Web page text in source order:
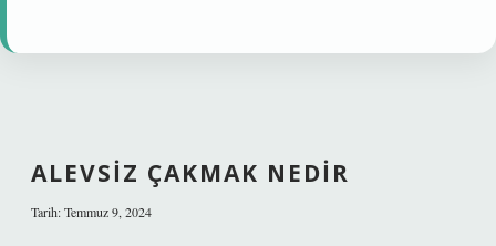
ALEVSIZ ÇAKMAK NEDIR
Tarih: Temmuz 9, 2024